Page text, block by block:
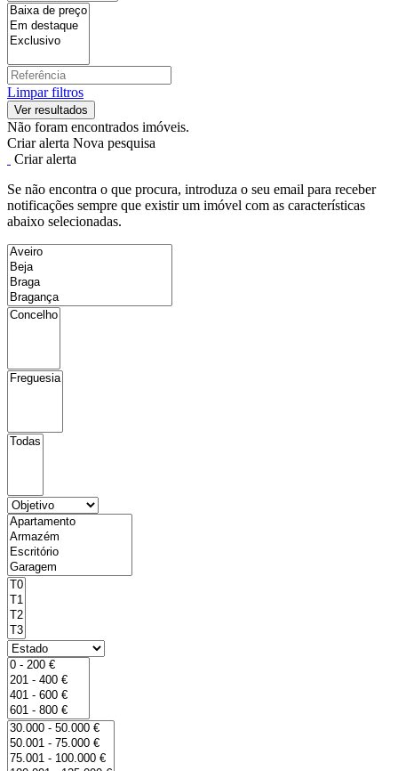
Limpar filtros
Não foram encontrados imóveis.
Criar alerta Nova pesquisa
Criar alerta
Se não encontra o que procura, introduza o seu email para receber
notificações sempre que existir um imóvel com as características
abaixo selecionadas.